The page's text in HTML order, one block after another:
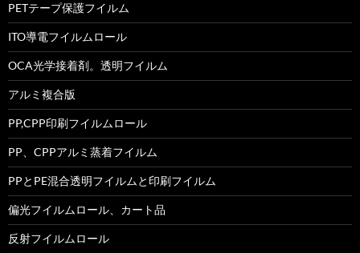
PETテープ保護フイルム
ITO導電フイルムロール
OCA光学接着剤。透明フイルム
アルミ複合版
PP,CPP印刷フイルムロール
PP、CPPアルミ蒸着フイルム
PPとPE混合透明フイルムと印刷フイルム
偏光フイルムロール、カート品
反射フイルムロール